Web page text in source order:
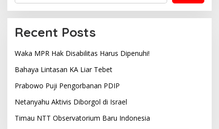
Recent Posts
Waka MPR Hak Disabilitas Harus Dipenuhi!
Bahaya Lintasan KA Liar Tebet
Prabowo Puji Pengorbanan PDIP
Netanyahu Aktivis Diborgol di Israel
Timau NTT Observatorium Baru Indonesia